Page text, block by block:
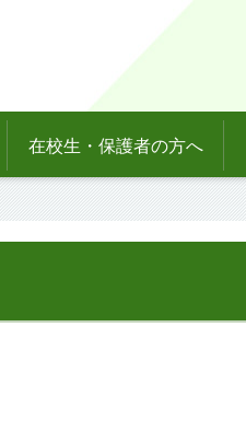
在校生・保護者の方へ